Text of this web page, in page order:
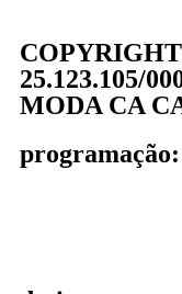
COPYRIGHT
25.123.105/
MODA CA
programação: